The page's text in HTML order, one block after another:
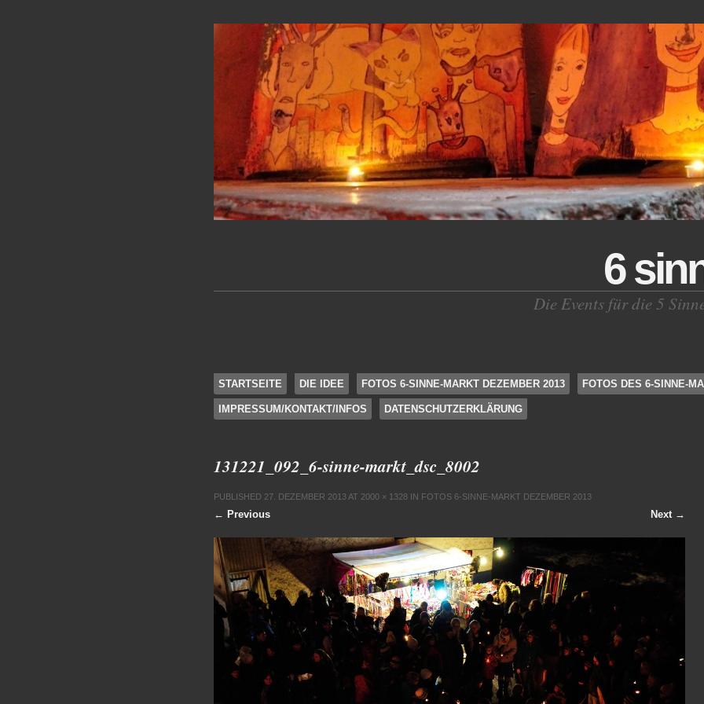
6
Die Events für die 5
Menu
SKIP TO CONTENT
STARTSEITE DIE IDEE FOTOS 6-SINNE-MARKT DEZEMBER 2013 FOTOS DES 6-SINNE-
IMPRESSUM/KONTAKT/INFOS DATENSCHUTZERKLÄRUNG
131221_092_6-sinne-markt_dsc_8002
PUBLISHED 27. DEZEMBER 2013 AT 2000 × 1328 IN FOTOS 6-SINNE-MARKT DEZEMBER 2013
← Previous Next →